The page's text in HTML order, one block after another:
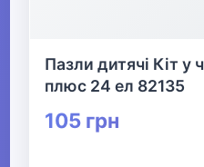
Пазли дитячі Кіт у
плюс 24 ел 82135
105 грн